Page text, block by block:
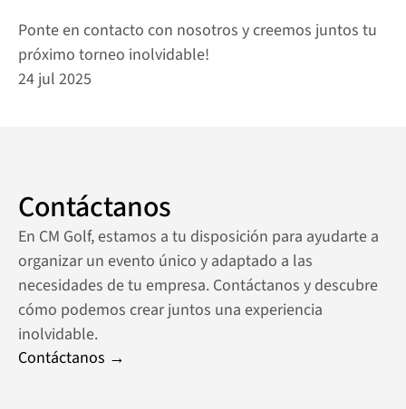
Ponte en contacto con nosotros y creemos juntos tu
próximo torneo inolvidable!
24 jul 2025
Contáctanos
En CM Golf, estamos a tu disposición para ayudarte a
organizar un evento único y adaptado a las
necesidades de tu empresa. Contáctanos y descubre
cómo podemos crear juntos una experiencia
inolvidable.
Contáctanos →